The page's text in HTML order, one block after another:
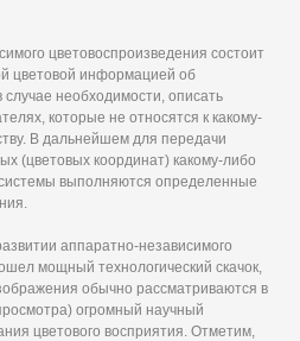
цветовоспроизведения состоит
цветовой информацией об
необходимости, описать
которые не относятся к какому-
В дальнейшем для передачи
(цветовых координат) какому-либо
системы выполняются определенные
аппаратно-независимого
мощный технологический скачок,
обычно рассматриваются в
огромный научный
цветового восприятия. Отметим,